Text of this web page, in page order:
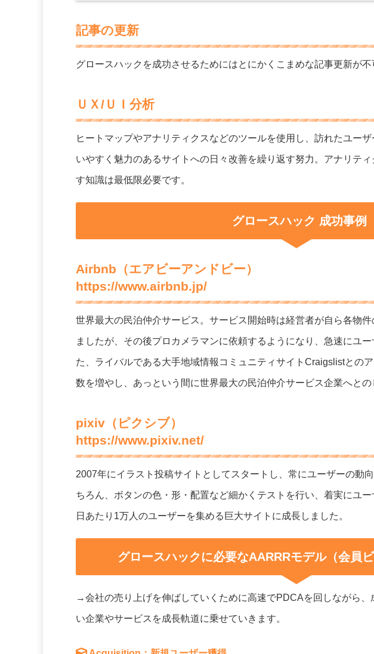
記事の更新
グロースハックを成功させるためにはとにかくこまめな記事更新が不
ＵＸ/ＵＩ分析
ヒートマップやアナリティクスなどのツールを使用し、訪れたユー
いやすく魅力のあるサイトへの日々改善を繰り返す努力。アナリテ
す知識は最低限必要です。
グロースハック 成功事例
Airbnb（エアビーアンドビー）
https://www.airbnb.jp/
世界最大の民泊仲介サービス。サービス開始時は経営者が自ら各物
ましたが、その後プロカメラマンに依頼するようになり、急速にユ
た、ライバルである大手地域情報コミュニティサイトCraigslistとの
数を増やし、あっという間に世界最大の民泊仲介サービス企業へとの
pixiv（ピクシブ）
https://www.pixiv.net/
2007年にイラスト投稿サイトとしてスタートし、常にユーザーの動
ちろん、ボタンの色・形・配置など細かくテストを行い、着実にユ
日あたり1万人のユーザーを集める巨大サイトに成長しました。
グロースハックに必要なAARRRモデル（会員
→会社の売り上げを伸ばしていくために高速でPDCAを回しながら
い企業やサービスを成長軌道に乗せていきます。